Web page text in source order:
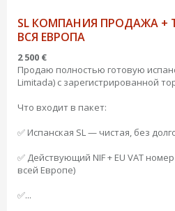
SL КОМПАНИЯ ПРОДАЖА +
ВСЯ ЕВРОПА
2 500 €
Продаю полностью готовую
Limitada) с зарегистрированной
Что входит в пакет:
✅ Испанская SL — чистая, без
✅ Действующий NIF + EU VAT
всей Европе)
✅...